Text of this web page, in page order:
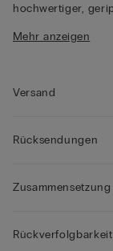
hochwertiger,
Durch das
Mehr anzeigen
Versand
Rücksendungen
Rückverfolgbarkeit